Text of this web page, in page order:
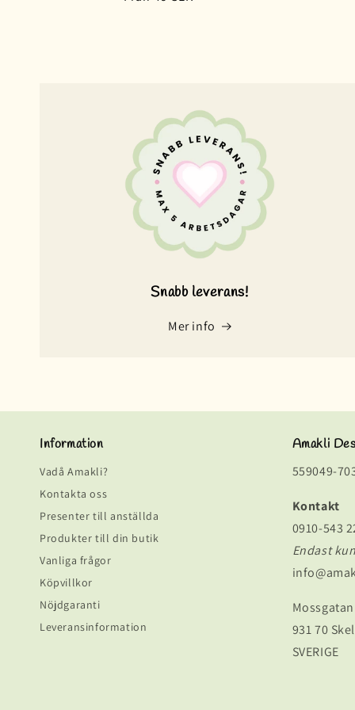
Snabb leverans!
Mer info
Information
Vadå Amakli?
Kontakta oss
Presenter till anställda
Produkter till din butik
Vanliga frågor
Köpvillkor
Nöjdgaranti
Leveransinformation
Amakli
559049-
Kontakt
0910-543
Endast
931 70
SVERIGE